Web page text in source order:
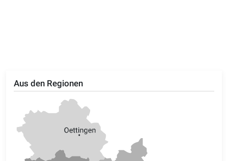
Aus den Regionen